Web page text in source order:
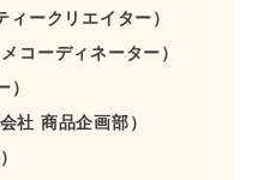
ークリエイター）
コーディネーター）
社 商品企画部）